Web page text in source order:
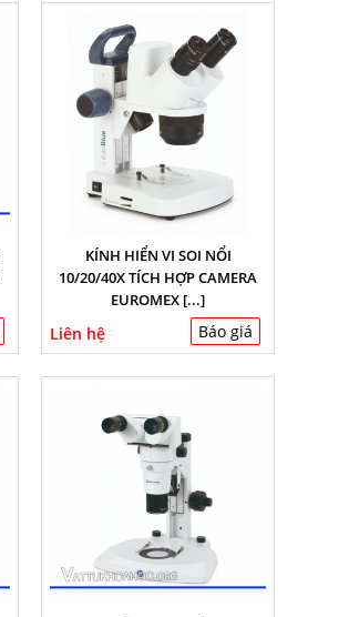
KÍNH HIỂN VI SOI NỔI
10/20/40X TÍCH HỢP CAMERA
EUROMEX [...]
Liên hệ Báo giá